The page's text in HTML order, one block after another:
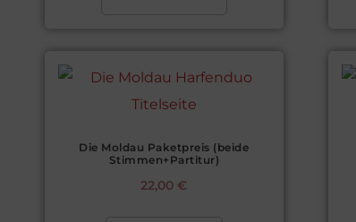
Die Moldau Paketpreis (beide
Stimmen+Partitur)
22,00 €